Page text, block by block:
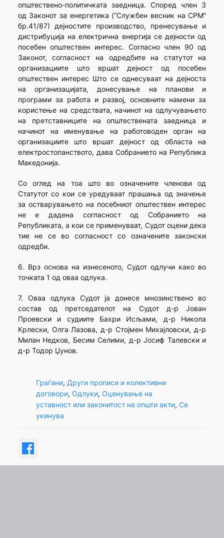
општествено-политичката заедница. Според член 3
од Законот за енергетика (“Службен весник на СРМ”
бр.41/87) дејностите производство, пренесување и
дистрибуција на електрична енергија се дејности од
посебен општествен интерес. Согласно член 90 од
Законот, согласност на одредбите на статутот на
организациите што вршат дејност од посебен
општествен интерес Што се однесуваат на дејноста
на организацијата, донесување на планови и
програми за работа и развој, основните намени за
користење на средствата, начинот на одлучувањето
на претставниците на општествената заедница и
начинот на именување на работоводен орган на
организациите што вршат дејност од областа на
електростопанството, дава Собранието на Република
Македонија.
Со оглед на тоа што во означените членови од
Статутот со кои се уредуваат прашања од значење
за остварувањето на посебниот општествен интерес
не е дадена согласност од Собранието на
Републиката, а кои се применуваат, Судот оцени дека
тие не се во согласност со означените законски
одредби.
6. Врз основа на изнесеното, Судот одлучи како во
точката 1 од оваа одлука.
7. Оваа одлука Судот ја донесе мнозинствено во
состав од претседателот на Судот д-р Јован
Проевски и судиите Бахри Исљами, д-р Никола
Крлески, Олга Лазова, д-р Стојмен Михајловски, д-р
Милан Недков, Бесим Селими, д-р Јосиф Талевски и
д-р Тодор Џунов.
Граѓани, Други прописи и колективни
договори, Одлуки, Оценување на
уставност или законитост на општи акти, Се
укинува